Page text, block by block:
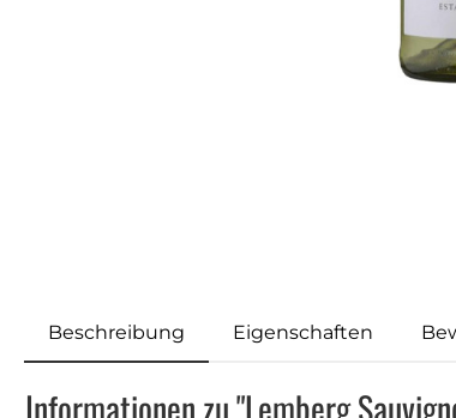
Beschreibung Eigenschaften
Informationen zu "Lemberg